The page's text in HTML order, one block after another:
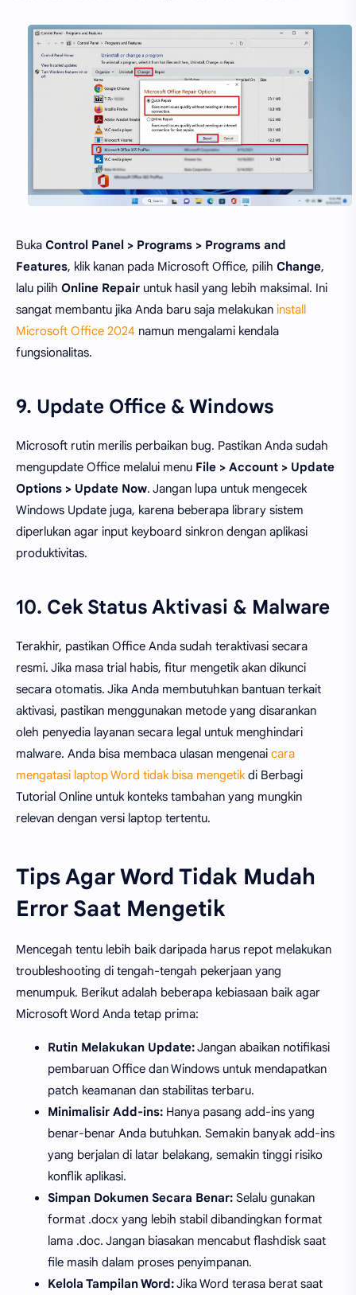
Buka Control Panel > Programs > Programs and
Features, klik kanan pada Microsoft Office, pilih Change,
lalu pilih Online Repair untuk hasil yang lebih maksimal. Ini
sangat membantu jika Anda baru saja melakukan install
Microsoft Office 2024 namun mengalami kendala
fungsionalitas.
9. Update Office & Windows
Microsoft rutin merilis perbaikan bug. Pastikan Anda sudah
mengupdate Office melalui menu File > Account > Update
Options > Update Now. Jangan lupa untuk mengecek
Windows Update juga, karena beberapa library sistem
diperlukan agar input keyboard sinkron dengan aplikasi
produktivitas.
10. Cek Status Aktivasi & Malware
Terakhir, pastikan Office Anda sudah teraktivasi secara
resmi. Jika masa trial habis, fitur mengetik akan dikunci
secara otomatis. Jika Anda membutuhkan bantuan terkait
aktivasi, pastikan menggunakan metode yang disarankan
oleh penyedia layanan secara legal untuk menghindari
malware. Anda bisa membaca ulasan mengenai cara
mengatasi laptop Word tidak bisa mengetik di Berbagi
Tutorial Online untuk konteks tambahan yang mungkin
relevan dengan versi laptop tertentu.
Tips Agar Word Tidak Mudah
Error Saat Mengetik
Mencegah tentu lebih baik daripada harus repot melakukan
troubleshooting di tengah-tengah pekerjaan yang
menumpuk. Berikut adalah beberapa kebiasaan baik agar
Microsoft Word Anda tetap prima:
Rutin Melakukan Update:Jangan abaikan notifikasi
pembaruan Office dan Windows untuk mendapatkan
patch keamanan dan stabilitas terbaru.
Minimalisir Add-ins: Hanya pasang add-ins yang
benar-benar Anda butuhkan. Semakin banyak add-ins
yang berjalan di latar belakang, semakin tinggi risiko
konflik aplikasi.
Simpan Dokumen Secara Benar: Selalu gunakan
format .docx yang lebih stabil dibandingkan format
lama .doc. Jangan biasakan mencabut flashdisk saat
file masih dalam proses penyimpanan.
Kelola Tampilan Word:Jika Word terasa berat saat